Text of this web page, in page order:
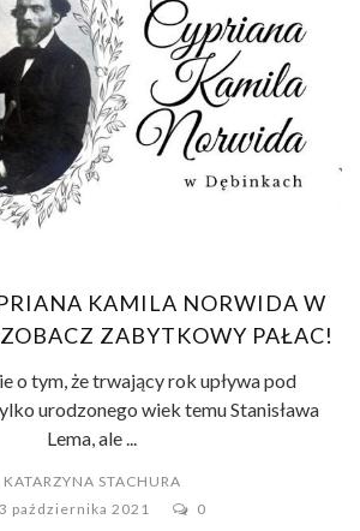
KAMILA NORWIDA W
ZABYTKOWY PAŁAC!
o tym, że trwający rok upływa pod
urodzonego wiek temu Stanisława
Lema, ale ...
KATARZYNA STACHURA
3 października 2021
0